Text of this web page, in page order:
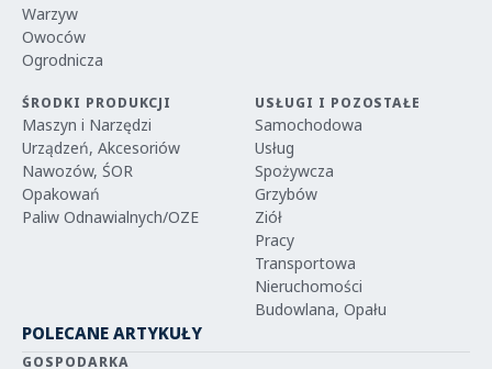
Warzyw
Owoców
Ogrodnicza
ŚRODKI PRODUKCJI
Maszyn i Narzędzi
Urządzeń, Akcesoriów
Nawozów, ŚOR
Opakowań
Paliw Odnawialnych/OZE
USŁUGI I POZOSTAŁE
Samochodowa
Usług
Spożywcza
Grzybów
Ziół
Pracy
Transportowa
Nieruchomości
Budowlana, Opału
POLECANE ARTYKUŁY
GOSPODARKA